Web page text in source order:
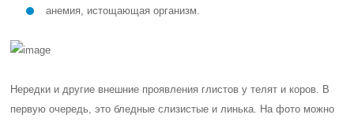
анемия, истощающая организм.
Нередки и другие внешние проявления глистов у телят и коров. В
первую очередь, это бледные слизистые и линька. На фото можно